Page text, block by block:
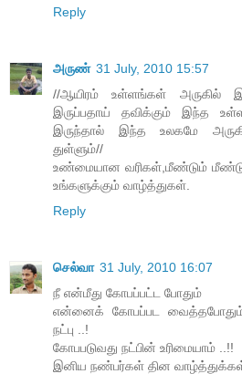
Reply
அருண் 31 July, 2010 15:57
//ஆயிரம் உள்ளங்கள் அருகில்
இருப்பதாய் தவிக்கும் இந்த
இருந்தால் இந்த உலகமே
துள்ளும்//
உண்மையான வரிகள்,மீண்டும்
உங்களுக்கும் வாழ்த்துகள்.
Reply
செல்வா 31 July, 2010 16:07
நீ என்மீது கோபப்பட்ட போதும்
என்னைக் கோபப்பட
நட்பு ..!
கோபபடுவது நட்பின் உரிமையாம் ..!!
இனிய நண்பர்கள் தின